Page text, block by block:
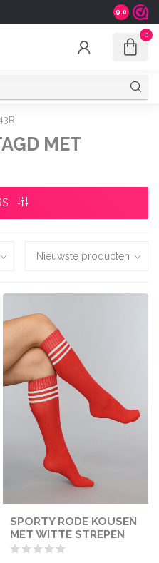
Shipping
9.0
0
MET
SPORTY RODE KOUSEN
MET WITTE STREPEN